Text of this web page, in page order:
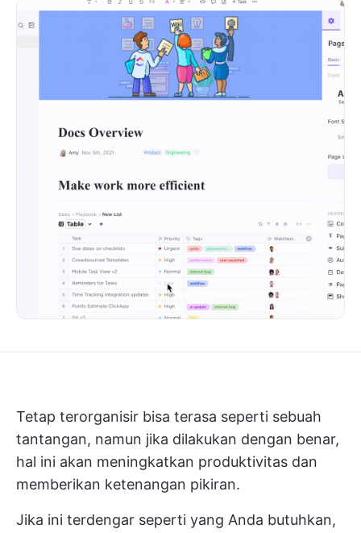
Tetap terorganisir bisa terasa seperti sebuah
tantangan, namun jika dilakukan dengan benar,
hal ini akan meningkatkan produktivitas dan
memberikan ketenangan pikiran.
Jika ini terdengar seperti yang Anda butuhkan,